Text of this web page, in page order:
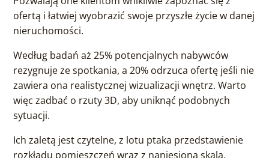
ofertą i łatwiej wyobrazić swoje przyszłe życie w danej
nieruchomości.
Według badań aż 25% potencjalnych nabywców
rezygnuje ze spotkania, a 20% odrzuca ofertę jeśli nie
zawiera ona realistycznej wizualizacji wnętrz. Warto
więc zadbać o rzuty 3D, aby uniknąć podobnych
sytuacji.
Ich zaletą jest czytelne, z lotu ptaka przedstawienie
rozkładu pomieszczeń wraz z naniesioną skalą.